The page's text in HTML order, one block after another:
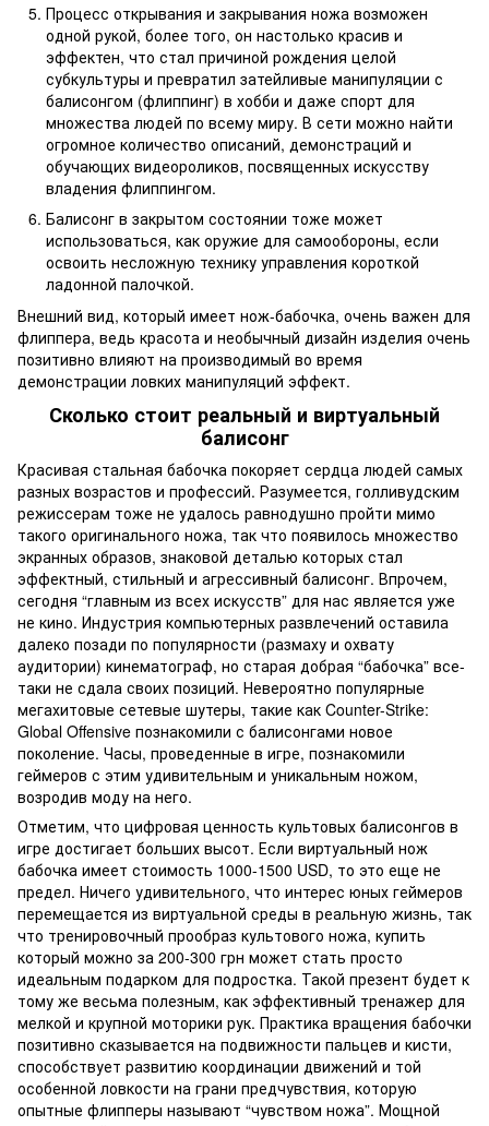
Процесс открывания и закрывания ножа возможен
одной рукой, более того, он настолько красив и
эффектен, что стал причиной рождения целой
субкультуры и превратил затейливые манипуляции с
балисонгом (флиппинг) в хобби и даже спорт для
множества людей по всему миру. В сети можно найти
огромное количество описаний, демонстраций и
обучающих видеороликов, посвященных искусству
владения флиппингом.
Балисонг в закрытом состоянии тоже может
использоваться, как оружие для самообороны, если
освоить несложную технику управления короткой
ладонной палочкой.
Внешний вид, который имеет нож-бабочка, очень важен для
флиппера, ведь красота и необычный дизайн изделия очень
позитивно влияют на производимый во время
демонстрации ловких манипуляций эффект.
Сколько стоит реальный и виртуальный
балисонг
Красивая стальная бабочка покоряет сердца людей самых
разных возрастов и профессий. Разумеется, голливудским
режиссерам тоже не удалось равнодушно пройти мимо
такого оригинального ножа, так что появилось множество
экранных образов, знаковой деталью которых стал
эффектный, стильный и агрессивный балисонг. Впрочем,
сегодня “главным из всех искусств” для нас является уже
не кино. Индустрия компьютерных развлечений оставила
далеко позади по популярности (размаху и охвату
аудитории) кинематограф, но старая добрая “бабочка” все-
таки не сдала своих позиций. Невероятно популярные
мегахитовые сетевые шутеры, такие как Counter-Strike:
Global Offensive познакомили с балисонгами новое
поколение. Часы, проведенные в игре, познакомили
геймеров с этим удивительным и уникальным ножом,
возродив моду на него.
Отметим, что цифровая ценность культовых балисонгов в
игре достигает больших высот. Если виртуальный нож
бабочка имеет стоимость 1000-1500 USD, то это еще не
предел. Ничего удивительного, что интерес юных геймеров
перемещается из виртуальной среды в реальную жизнь, так
что тренировочный прообраз культового ножа, купить
который можно за 200-300 грн может стать просто
идеальным подарком для подростка. Такой презент будет к
тому же весьма полезным, как эффективный тренажер для
мелкой и крупной моторики рук. Практика вращения бабочки
позитивно сказывается на подвижности пальцев и кисти,
способствует развитию координации движений и той
особенной ловкости на грани предчувствия, которую
опытные флипперы называют “чувством ножа”. Мощной